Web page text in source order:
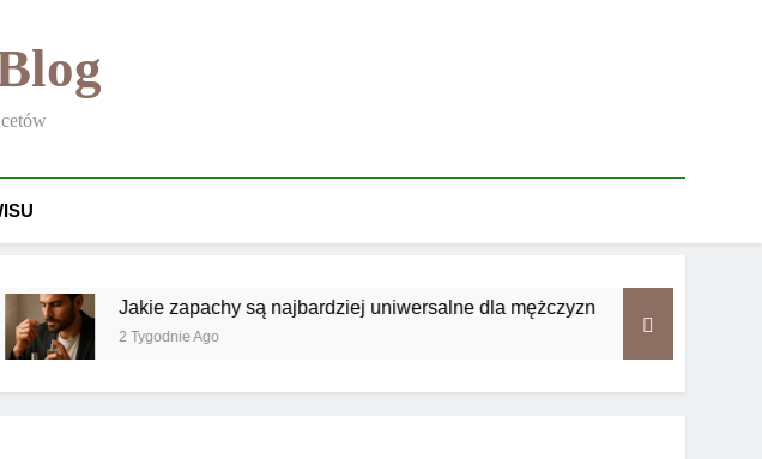
Jakie zapachy są najbardziej uniwersalne dla mężczyzn
2 Tygodnie Ago